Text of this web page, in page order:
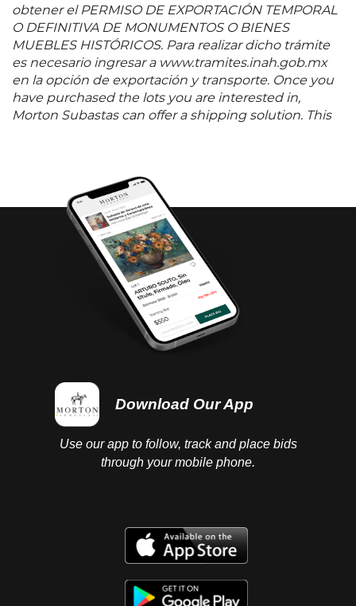
obtener el PERMISO DE EXPORTACIÓN TEMPORAL
O DEFINITIVA DE MONUMENTOS O BIENES
MUEBLES HISTÓRICOS. Para realizar dicho trámite
es necesario ingresar a www.tramites.inah.gob.mx
en la opción de exportación y transporte. Once you
have purchased the lots you are interested in,
Morton Subastas can offer a shipping solution. This
Download Our App
Use our app to follow, track and place bids
through your mobile phone.